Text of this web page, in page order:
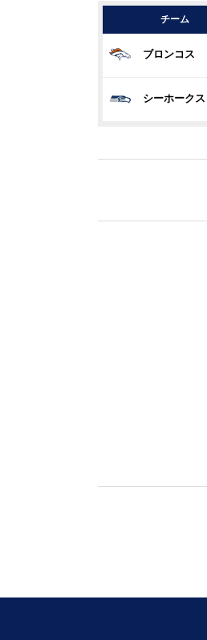
チーム
ブロンコス
シーホークス